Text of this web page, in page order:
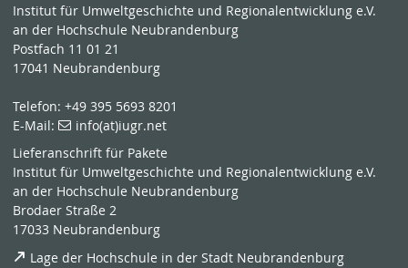
Institut für Umweltgeschichte und Regionalentwicklung e.V.
an der Hochschule Neubrandenburg
Postfach 11 01 21
17041 Neubrandenburg
Telefon: +49 395 5693 8201
E-Mail:
info(at)iugr.net
Lieferanschrift für Pakete
Institut für Umweltgeschichte und Regionalentwicklung e.V.
an der Hochschule Neubrandenburg
Brodaer Straße 2
17033 Neubrandenburg
Lage der Hochschule in der Stadt Neubrandenburg